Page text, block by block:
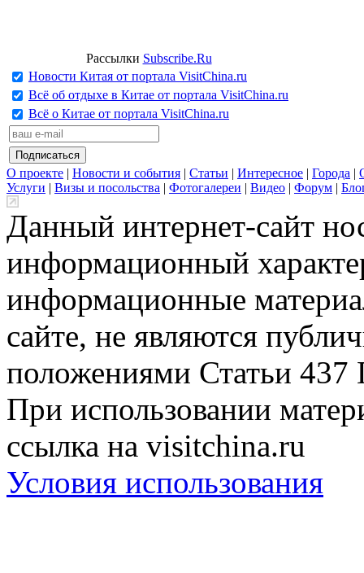
Рассылки Subscribe.Ru
Новости Китая от портала VisitChina.ru
Всё об отдыхе в Китае от портала VisitChina.ru
Всё о Китае от портала VisitChina.ru
О проекте | Новости и события | Статьи | Интересное | Города |
Услуги | Визы и посольства | Фотогалереи | Видео | Форум |
Данный интернет-сайт
информационный
информационные
сайте, не являются
положениями Статьи 437
При использовании
ссылка на visitchina.ru
Условия использования